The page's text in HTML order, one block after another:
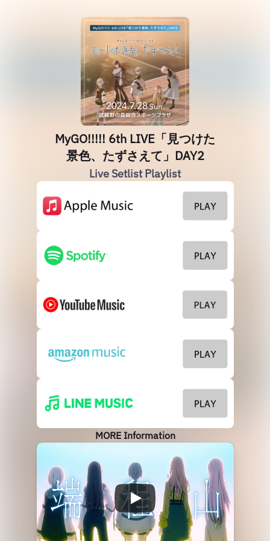
MyGO!!!!! 6th LIVE「見つけた
景色、たずさえて」DAY2
Live Setlist Playlist
MORE Information